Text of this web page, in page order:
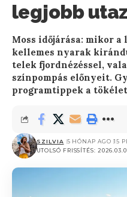
legjobb
Moss időjárása: mikor a
kellemes nyarak
telek fjordnézéssel,
színpompás előnyeit.
programtippek a
UTOLSÓ FRISSÍTÉS:
SZILVIA 5 HÓNAP AGO 15